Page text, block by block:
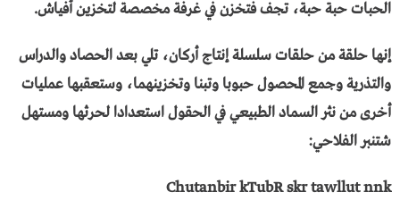
الحبات حبة حبة، تجف فتخزن في غرفة مخصصة لتخزين أفياش.
إنها حلقة من حلقات سلسلة إنتاج أركان، تلي بعد الحصاد والدراس
والتذرية وجمع المحصول حبوبا وتبنا وتخزينهما، وستعقبها عمليات
أخرى من نثر السماد الطبيعي في الحقول استعدادا لحرثها ومستهل
شتنبر الفلاحي:
Chutanbir kTubR skr tawllut nnk